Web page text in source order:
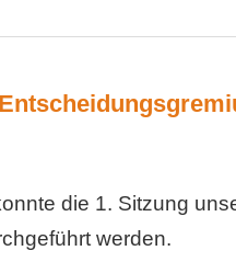
die 1. Sitzung
werden.